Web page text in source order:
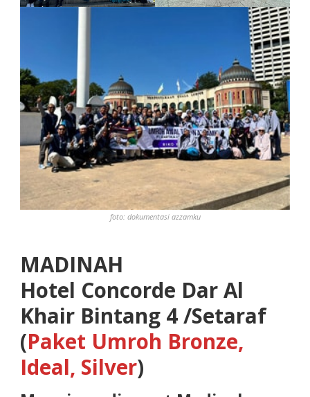
foto: dokumentasi azzamku
MADINAH
Hotel Concorde Dar Al
Khair Bintang 4 /Setaraf
(Paket Umroh Bronze,
Ideal, Silver)